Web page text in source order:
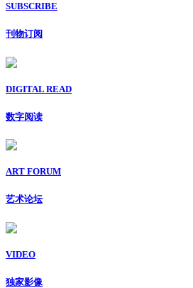
SUBSCRIBE
刊物订阅
DIGITAL READ
数字阅读
ART FORUM
艺术论坛
VIDEO
独家影像